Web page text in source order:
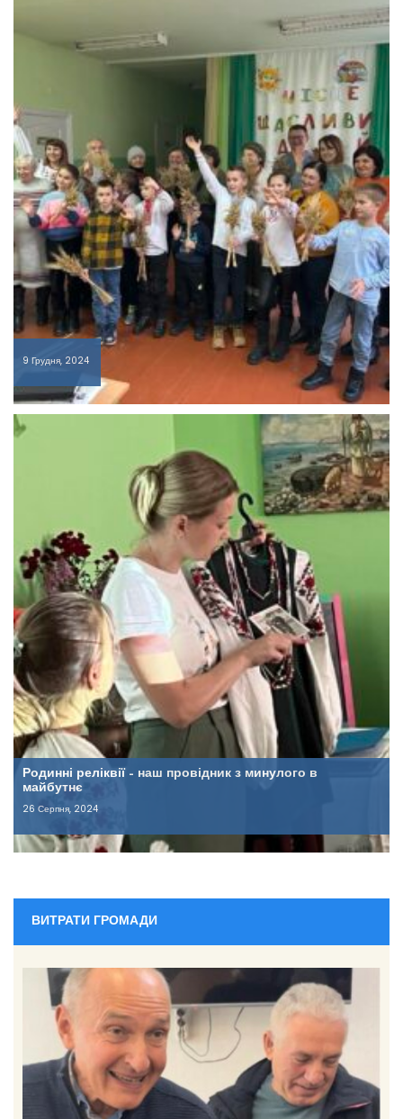
9 Грудня, 2024
Родинні реліквії – наш провідник з минулого в
майбутнє
26 Серпня, 2024
ВИТРАТИ ГРОМАДИ